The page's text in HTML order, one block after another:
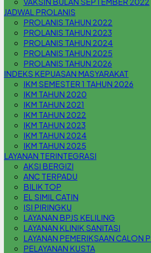
JADWAL PROLANIS
PROLANIS TAHUN 2022
PROLANIS TAHUN 2023
PROLANIS TAHUN 2024
PROLANIS TAHUN 2025
PROLANIS TAHUN 2026
INDEKS KEPUASAN MASYARAKAT
IKM SEMESTER 1 TAHUN 2026
IKM TAHUN 2020
IKM TAHUN 2021
IKM TAHUN 2022
IKM TAHUN 2023
IKM TAHUN 2024
IKM TAHUN 2025
LAYANAN TERINTEGRASI
AKSI BERGIZI
ANC TERPADU
BILIK TOP
EL SIMIL CATIN
ISI PIRINGKU
LAYANAN BPJS KELILING
LAYANAN KLINIK SANITASI
LAYANAN PEMERIKSAAN CALON
PELAYANAN KUSTA